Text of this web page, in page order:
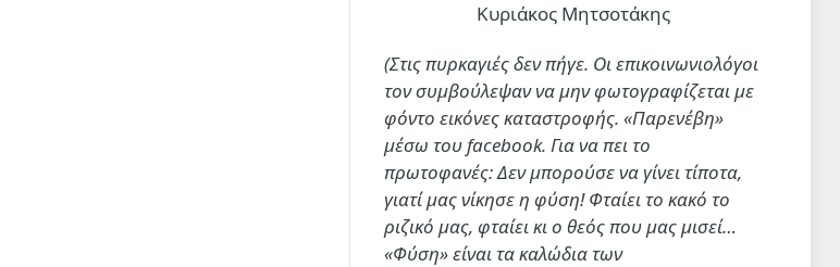
Κυριάκος Μητσοτάκης
(Στις πυρκαγιές δεν πήγε. Οι επικοινωνιολόγοι
τον συμβούλεψαν να μην φωτογραφίζεται με
φόντο εικόνες καταστροφής. «Παρενέβη»
μέσω του facebook. Για να πει το
πρωτοφανές: Δεν μπορούσε να γίνει τίποτα,
γιατί μας νίκησε η φύση! Φταίει το κακό το
ριζικό μας, φταίει κι ο θεός που μας μισεί…
«Φύση» είναι τα καλώδια των